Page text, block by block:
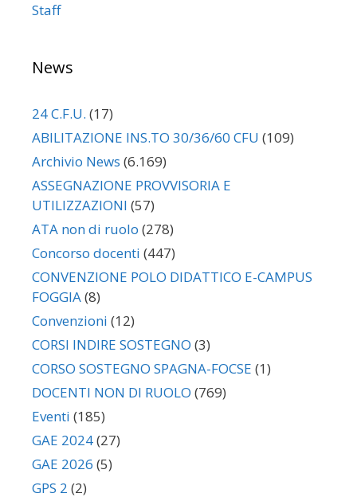
Staff
News
24 C.F.U. (17)
ABILITAZIONE INS.TO 30/36/60 CFU (109)
Archivio News (6.169)
ASSEGNAZIONE PROVVISORIA E
UTILIZZAZIONI (57)
ATA non di ruolo (278)
Concorso docenti (447)
CONVENZIONE POLO DIDATTICO E-CAMPUS
FOGGIA(8)
Convenzioni (12)
CORSI INDIRE SOSTEGNO (3)
CORSO SOSTEGNO SPAGNA-FOCSE (1)
DOCENTI NON DI RUOLO (769)
Eventi (185)
GAE 2024(27)
GAE 2026 (5)
GPS 2 (2)